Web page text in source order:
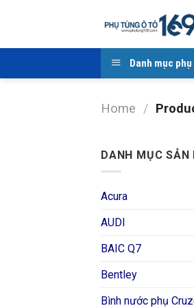
Danh mục
Home /
DANH MỤC SẢN
Acura
AUDI
BAIC Q7
Bentley
Bình nước phụ